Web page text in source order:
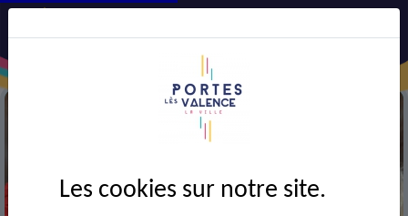
Les cookies sur notre site.